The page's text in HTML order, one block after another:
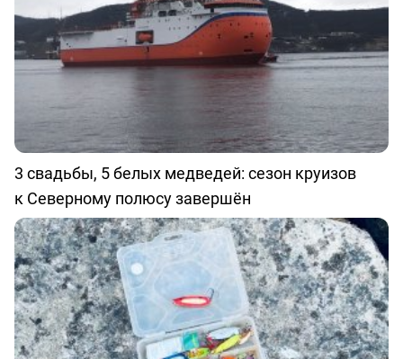
3 свадьбы, 5 белых медведей: сезон круизов
к Северному полюсу завершён